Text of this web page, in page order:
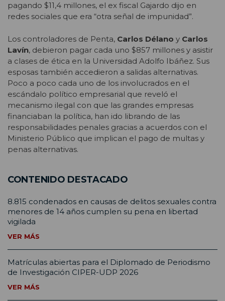
pagando $11,4 millones, el ex fiscal Gajardo dijo en
redes sociales que era “otra señal de impunidad”.
Los controladores de Penta, Carlos Délano y Carlos
Lavín, debieron pagar cada uno $857 millones y asistir
a clases de ética en la Universidad Adolfo Ibáñez. Sus
esposas también accedieron a salidas alternativas.
Poco a poco cada uno de los involucrados en el
escándalo político empresarial que reveló el
mecanismo ilegal con que las grandes empresas
financiaban la política, han ido librando de las
responsabilidades penales gracias a acuerdos con el
Ministerio Público que implican el pago de multas y
penas alternativas.
CONTENIDO DESTACADO
8.815 condenados en causas de delitos sexuales contra
menores de 14 años cumplen su pena en libertad
vigilada
VER MÁS
Matrículas abiertas para el Diplomado de Periodismo
de Investigación CIPER-UDP 2026
VER MÁS